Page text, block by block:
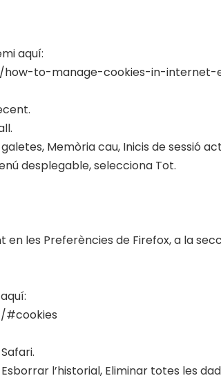
aquí:
how-to-manage-cookies-in-internet-
Memòria cau, Inicis de sessió
desplegable, selecciona Tot.
les Preferències de Firefox, a la
#cookies
l’historial, Eliminar totes les